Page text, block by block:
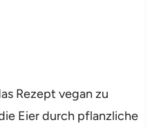
Rezept vegan zu
Eier durch pflanzliche